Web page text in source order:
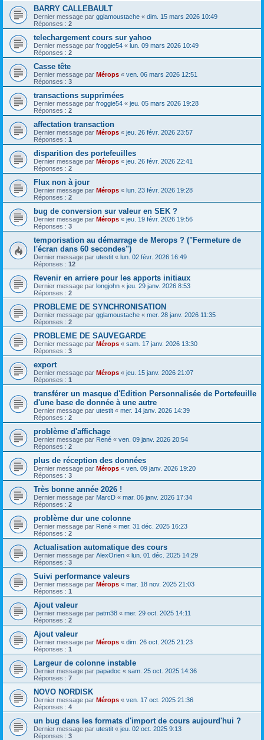
BARRY CALLEBAULT
Dernier message par gglamoustache « dim. 15 mars 2026 10:49
Réponses : 2
telechargement cours sur yahoo
Dernier message par froggie54 « lun. 09 mars 2026 10:49
Réponses : 2
Casse tête
Dernier message par Mérops « ven. 06 mars 2026 12:51
Réponses : 3
transactions supprimées
Dernier message par froggie54 « jeu. 05 mars 2026 19:28
Réponses : 2
affectation transaction
Dernier message par Mérops « jeu. 26 févr. 2026 23:57
Réponses : 1
disparition des portefeuilles
Dernier message par Mérops « jeu. 26 févr. 2026 22:41
Réponses : 2
Flux non à jour
Dernier message par Mérops « lun. 23 févr. 2026 19:28
Réponses : 2
bug de conversion sur valeur en SEK ?
Dernier message par Mérops « jeu. 19 févr. 2026 19:56
Réponses : 3
temporisation au démarrage de Merops ? ("Fermeture de
l'écran dans 60 secondes")
Dernier message par utestit « lun. 02 févr. 2026 16:49
Réponses : 12
Revenir en arriere pour les apports initiaux
Dernier message par longjohn « jeu. 29 janv. 2026 8:53
Réponses : 2
PROBLEME DE SYNCHRONISATION
Dernier message par gglamoustache « mer. 28 janv. 2026 11:35
Réponses : 2
PROBLEME DE SAUVEGARDE
Dernier message par Mérops « sam. 17 janv. 2026 13:30
Réponses : 3
export
Dernier message par Mérops « jeu. 15 janv. 2026 21:07
Réponses : 1
transférer un masque d'Edition Personnalisée de Portefeuille
d'une base de donnée à une autre
Dernier message par utestit « mer. 14 janv. 2026 14:39
Réponses : 2
problème d'affichage
Dernier message par René « ven. 09 janv. 2026 20:54
Réponses : 2
plus de réception des données
Dernier message par Mérops « ven. 09 janv. 2026 19:20
Réponses : 3
Très bonne année 2026 !
Dernier message par MarcD « mar. 06 janv. 2026 17:34
Réponses : 2
problème dur une colonne
Dernier message par René « mer. 31 déc. 2025 16:23
Réponses : 2
Actualisation automatique des cours
Dernier message par AlexOrien « lun. 01 déc. 2025 14:29
Réponses : 3
Suivi performance valeurs
Dernier message par Mérops « mar. 18 nov. 2025 21:03
Réponses : 1
Ajout valeur
Dernier message par patm38 « mer. 29 oct. 2025 14:11
Réponses : 2
Ajout valeur
Dernier message par Mérops « dim. 26 oct. 2025 21:23
Réponses : 1
Largeur de colonne instable
Dernier message par papadoc « sam. 25 oct. 2025 14:36
Réponses : 7
NOVO NORDISK
Dernier message par Mérops « ven. 17 oct. 2025 21:36
Réponses : 4
un bug dans les formats d'import de cours aujourd'hui ?
Dernier message par utestit « jeu. 02 oct. 2025 9:13
Réponses : 3